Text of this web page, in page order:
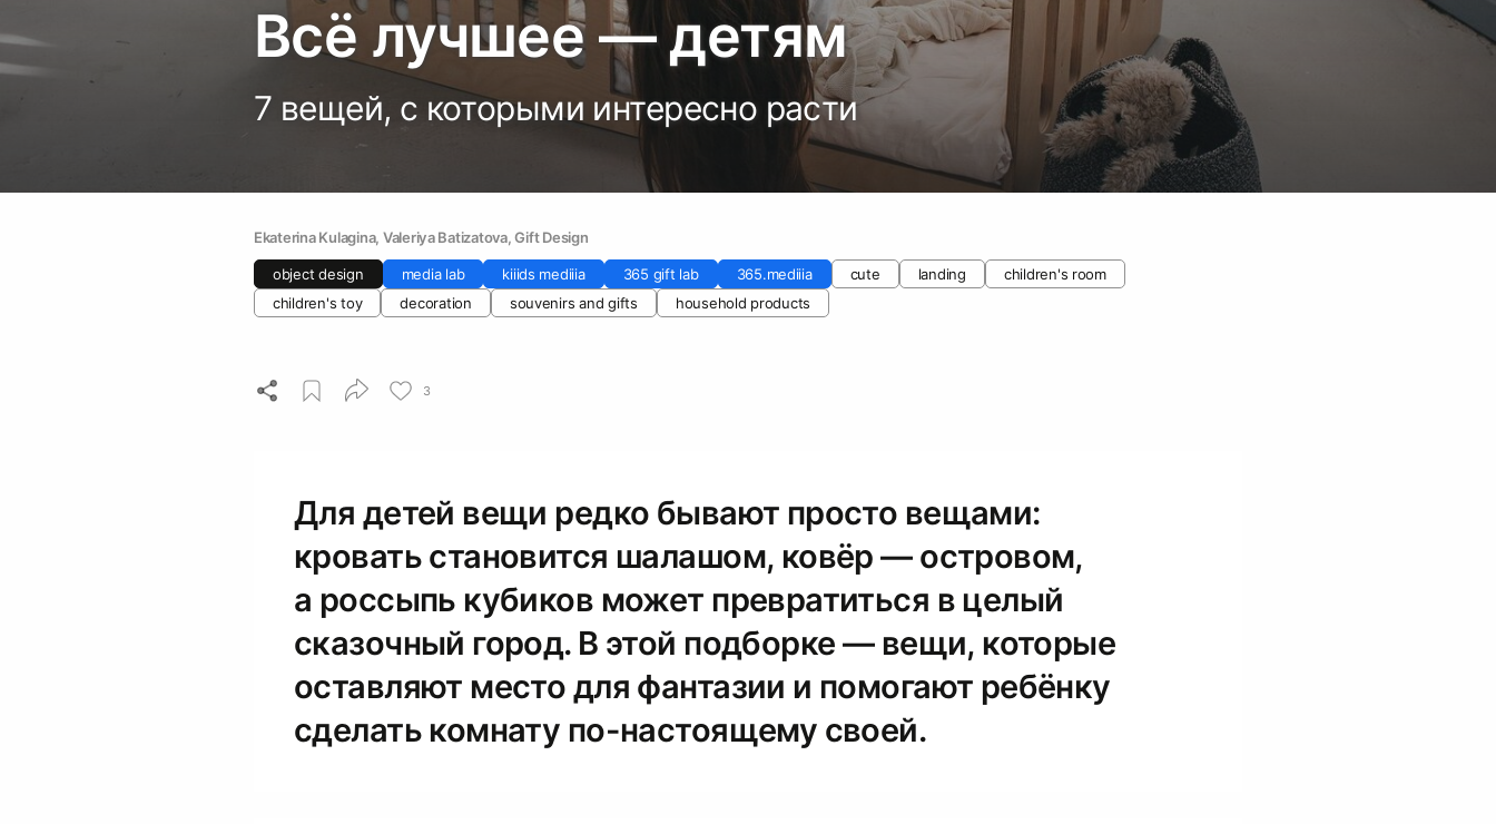
Всё лучшее — детям
7 вещей, с которыми интересно расти
Ekaterina Kulagina, Valeriya Batizatova, Gift Design
object design media lab kiiids mediiia 365 gift lab 365.mediiia cute landing
children's room
children's toy
decoration souvenirs and gifts household products
3
Для детей вещи редко бывают просто вещами:
кровать становится шалашом, ковёр — островом,
а россыпь кубиков может превратиться в целый
сказочный город. В этой подборке — вещи, которые
оставляют место для фантазии и помогают ребёнку
сделать комнату по-настоящему своей.